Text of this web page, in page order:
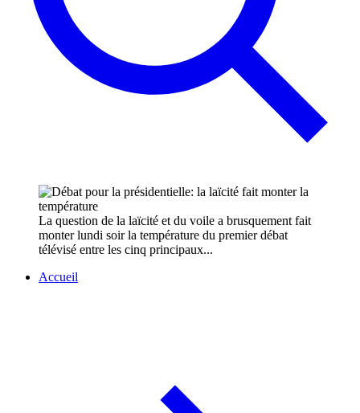
La question de la laïcité et du voile a brusquement fait
monter lundi soir la température du premier débat
télévisé entre les cinq principaux...
Accueil